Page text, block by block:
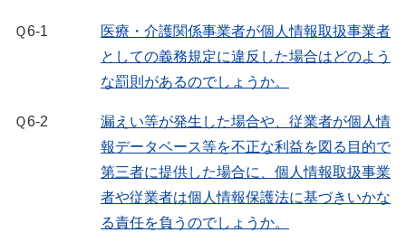
Ｑ6-1
医療・介護関係事業者が個人情報取扱事業者
としての義務規定に違反した場合はどのよう
な罰則があるのでしょうか。
Ｑ6-2
漏えい等が発生した場合や、従業者が個人情
報データベース等を不正な利益を図る目的で
第三者に提供した場合に、個人情報取扱事業
者や従業者は個人情報保護法に基づきいかな
る責任を負うのでしょうか。